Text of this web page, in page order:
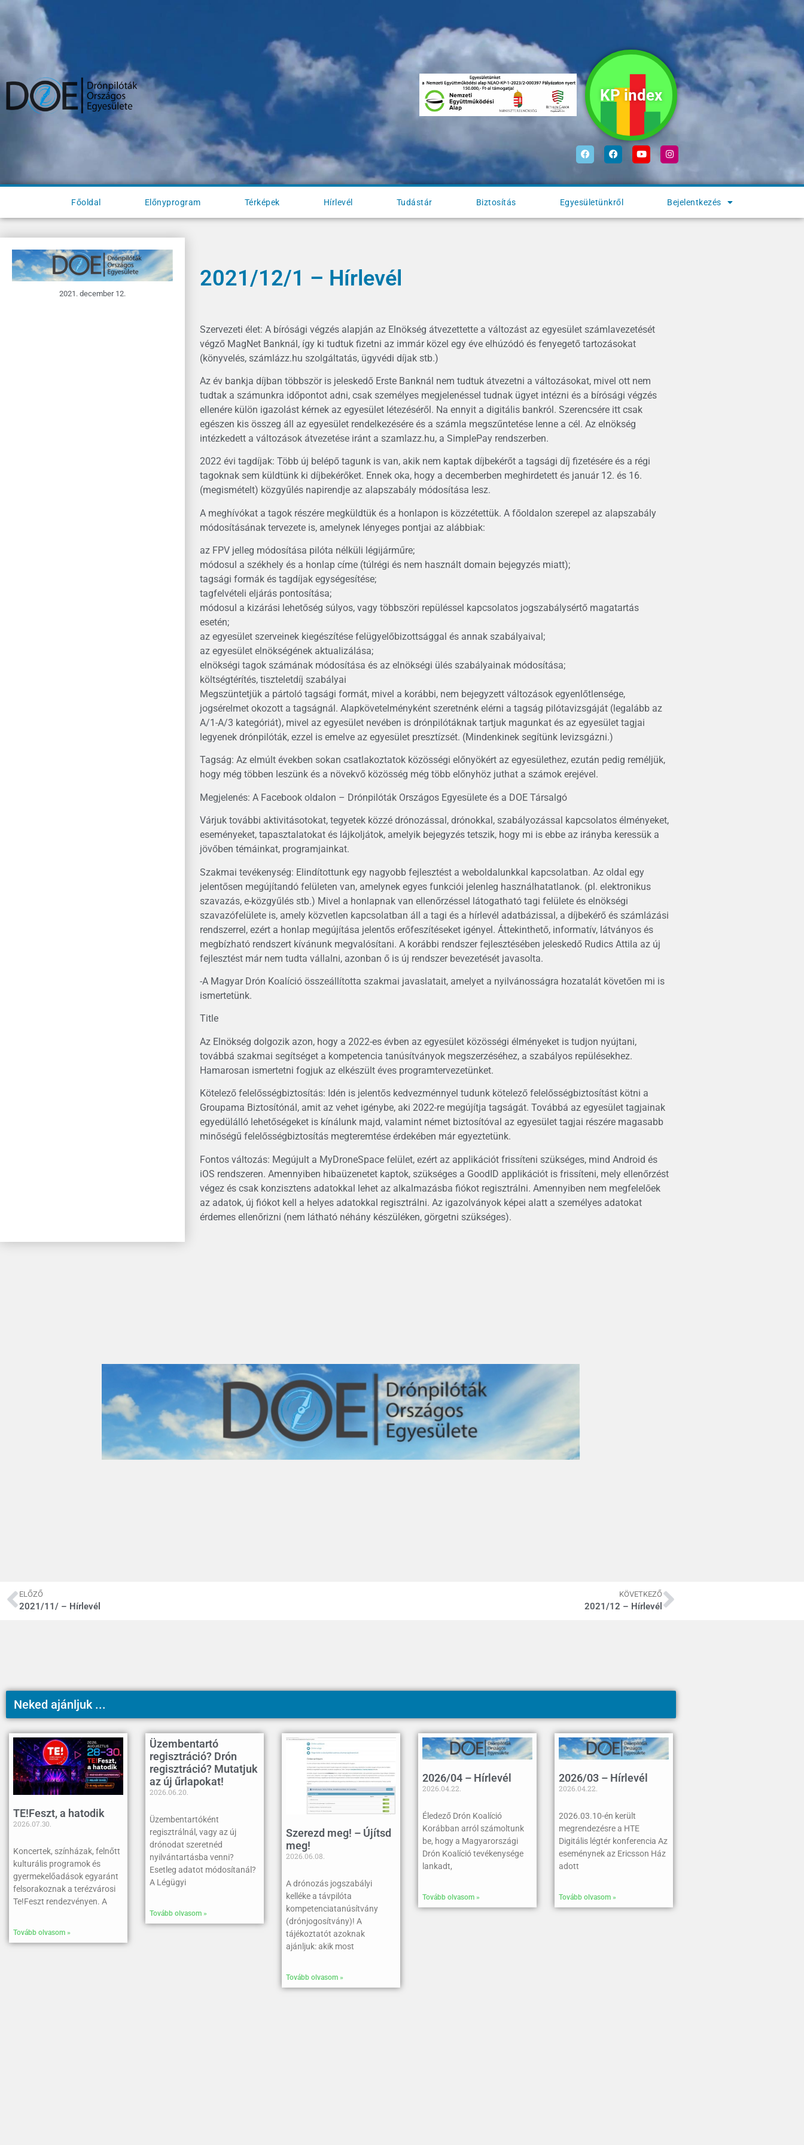
KP index
Főoldal Előnyprogram Térképek Hírlevél Tudástár Biztosítás Egyesületünkről Bejelentkezés
2021. december 12.
2021/12/1 – Hírlevél
Szervezeti élet: A bírósági végzés alapján az Elnökség átvezettette a változást az egyesület számlavezetését
végző MagNet Banknál, így ki tudtuk fizetni az immár közel egy éve elhúzódó és fenyegető tartozásokat
(könyvelés, számlázz.hu szolgáltatás, ügyvédi díjak stb.)
Az év bankja díjban többször is jeleskedő Erste Banknál nem tudtuk átvezetni a változásokat, mivel ott nem
tudtak a számunkra időpontot adni, csak személyes megjelenéssel tudnak ügyet intézni és a bírósági végzés
ellenére külön igazolást kérnek az egyesület létezéséről. Na ennyit a digitális bankról. Szerencsére itt csak
egészen kis összeg áll az egyesület rendelkezésére és a számla megszűntetése lenne a cél. Az elnökség
intézkedett a változások átvezetése iránt a szamlazz.hu, a SimplePay rendszerben.
2022 évi tagdíjak: Több új belépő tagunk is van, akik nem kaptak díjbekérőt a tagsági díj fizetésére és a régi
tagoknak sem küldtünk ki díjbekérőket. Ennek oka, hogy a decemberben meghirdetett és január 12. és 16.
(megismételt) közgyűlés napirendje az alapszabály módosítása lesz.
A meghívókat a tagok részére megküldtük és a honlapon is közzétettük. A főoldalon szerepel az alapszabály
módosításának tervezete is, amelynek lényeges pontjai az alábbiak:
az FPV jelleg módosítása pilóta nélküli légijárműre;
módosul a székhely és a honlap címe (túlrégi és nem használt domain bejegyzés miatt);
tagsági formák és tagdíjak egységesítése;
tagfelvételi eljárás pontosítása;
módosul a kizárási lehetőség súlyos, vagy többszöri repüléssel kapcsolatos jogszabálysértő magatartás
esetén;
az egyesület szerveinek kiegészítése felügyelőbizottsággal és annak szabályaival;
az egyesület elnökségének aktualizálása;
elnökségi tagok számának módosítása és az elnökségi ülés szabályainak módosítása;
költségtérítés, tiszteletdíj szabályai
Megszüntetjük a pártoló tagsági formát, mivel a korábbi, nem bejegyzett változások egyenlőtlensége,
jogsérelmet okozott a tagságnál. Alapkövetelményként szeretnénk elérni a tagság pilótavizsgáját (legalább az
A/1-A/3 kategóriát), mivel az egyesület nevében is drónpilótáknak tartjuk magunkat és az egyesület tagjai
legyenek drónpilóták, ezzel is emelve az egyesület presztízsét. (Mindenkinek segítünk levizsgázni.)
Tagság: Az elmúlt években sokan csatlakoztatok közösségi előnyökért az egyesülethez, ezután pedig reméljük,
hogy még többen leszünk és a növekvő közösség még több előnyhöz juthat a számok erejével.
Megjelenés: A Facebook oldalon – Drónpilóták Országos Egyesülete és a DOE Társalgó
Várjuk további aktivitásotokat, tegyetek közzé drónozással, drónokkal, szabályozással kapcsolatos élményeket,
eseményeket, tapasztalatokat és lájkoljátok, amelyik bejegyzés tetszik, hogy mi is ebbe az irányba keressük a
jövőben témáinkat, programjainkat.
Szakmai tevékenység: Elindítottunk egy nagyobb fejlesztést a weboldalunkkal kapcsolatban. Az oldal egy
jelentősen megújítandó felületen van, amelynek egyes funkciói jelenleg használhatatlanok. (pl. elektronikus
szavazás, e-közgyűlés stb.) Mivel a honlapnak van ellenőrzéssel látogatható tagi felülete és elnökségi
szavazófelülete is, amely közvetlen kapcsolatban áll a tagi és a hírlevél adatbázissal, a díjbekérő és számlázási
rendszerrel, ezért a honlap megújítása jelentős erőfeszítéseket igényel. Áttekinthető, informatív, látványos és
megbízható rendszert kívánunk megvalósítani. A korábbi rendszer fejlesztésében jeleskedő Rudics Attila az új
fejlesztést már nem tudta vállalni, azonban ő is új rendszer bevezetését javasolta.
-A Magyar Drón Koalíció összeállította szakmai javaslatait, amelyet a nyilvánosságra hozatalát követően mi is
ismertetünk.
Title
Az Elnökség dolgozik azon, hogy a 2022-es évben az egyesület közösségi élményeket is tudjon nyújtani,
továbbá szakmai segítséget a kompetencia tanúsítványok megszerzéséhez, a szabályos repülésekhez.
Hamarosan ismertetni fogjuk az elkészült éves programtervezetünket.
Kötelező felelősségbiztosítás: Idén is jelentős kedvezménnyel tudunk kötelező felelősségbiztosítást kötni a
Groupama Biztosítónál, amit az vehet igénybe, aki 2022-re megújítja tagságát. Továbbá az egyesület tagjainak
egyedülálló lehetőségeket is kínálunk majd, valamint német biztosítóval az egyesület tagjai részére magasabb
minőségű felelősségbiztosítás megteremtése érdekében már egyeztetünk.
Fontos változás: Megújult a MyDroneSpace felület, ezért az applikációt frissíteni szükséges, mind Android és
iOS rendszeren. Amennyiben hibaüzenetet kaptok, szükséges a GoodID applikációt is frissíteni, mely ellenőrzést
végez és csak konzisztens adatokkal lehet az alkalmazásba fiókot regisztrálni. Amennyiben nem megfelelőek
az adatok, új fiókot kell a helyes adatokkal regisztrálni. Az igazolványok képei alatt a személyes adatokat
érdemes ellenőrizni (nem látható néhány készüléken, görgetni szükséges).
ELŐZŐ
2021/11/ – Hírlevél
KÖVETKEZŐ
2021/12 – Hírlevél
Neked ajánljuk ...
TE!Feszt, a hatodik
2026.07.30.
Koncertek, színházak, felnőtt
kulturális programok és
gyermekelőadások egyaránt
felsorakoznak a terézvárosi
Te!Feszt rendezvényen. A
Tovább olvasom »
Üzembentartó
regisztráció? Drón
regisztráció? Mutatjuk
az új űrlapokat!
2026.06.20.
Üzembentartóként
regisztrálnál, vagy az új
drónodat szeretnéd
nyilvántartásba venni?
Esetleg adatot módosítanál?
A Légügyi
Tovább olvasom »
Szerezd meg! – Újítsd
meg!
2026.06.08.
A drónozás jogszabályi
kelléke a távpilóta
kompetenciatanúsítvány
(drónjogosítvány)! A
tájékoztatót azoknak
ajánljuk: akik most
Tovább olvasom »
2026/04 – Hírlevél
2026.04.22.
Éledező Drón Koalíció
Korábban arról számoltunk
be, hogy a Magyarországi
Drón Koalíció tevékenysége
lankadt,
Tovább olvasom »
2026/03 – Hírlevél
2026.04.22.
2026.03.10-én került
megrendezésre a HTE
Digitális légtér konferencia Az
eseménynek az Ericsson Ház
adott
Tovább olvasom »